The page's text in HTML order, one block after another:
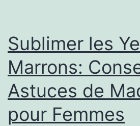
Sublimer les
Marrons:
Astuces de
pour Femmes